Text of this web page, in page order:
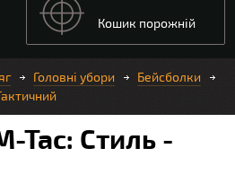
Кошик порожній
Головні убори
Бейсболки
Tac: Стиль -